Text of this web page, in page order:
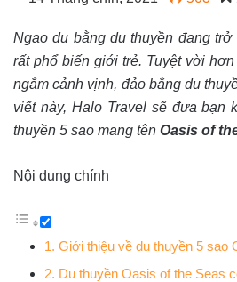
Ngao du bằng du thuyền đang
rất phổ biến giới trẻ. Tuyệt vời
ngắm cảnh vịnh, đảo bằng du
viết này, Halo Travel sẽ đưa bạn
thuyền 5 sao mang tên Oasis of
Nội dung chính
1. Giới thiệu về du thuyền 5 sao
2. Du thuyền Oasis of the Seas